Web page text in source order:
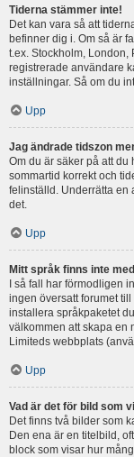
Tiderna stämmer inte!
Det kan vara så att
befinner dig i. Om så är
t.ex. Stockholm, London,
registrerade användare
inställningar. Så om du
Upp
Jag ändrade tidszon
Om du är säker på att du
sommartid korrekt och
felinställd. Underrätta en
det.
Upp
Mitt språk finns inte
I så fall har förmodligen
ingen översatt forumet
installera språkpaketet
välkommen att skapa en
Limiteds webbplats
Upp
Vad är det för bild som
Det finns två bilder som
Den ena är en titelbild,
block som visar hur